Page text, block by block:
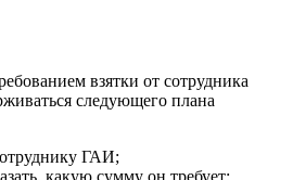
взятки от сотрудника
следующего плана
ГАИ;
какую сумму он требует;